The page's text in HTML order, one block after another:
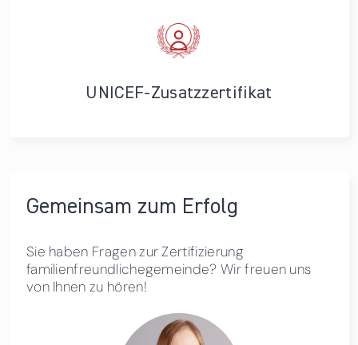
UNICEF-Zusatzzertifikat
Gemeinsam zum Erfolg
Sie haben Fragen zur Zertifizierung
familienfreundlichegemeinde? Wir freuen uns
von Ihnen zu hören!